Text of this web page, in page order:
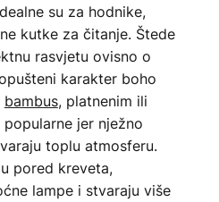
su za hodnike,
kutke za čitanje. Štede
rasvjetu ovisno o
karakter boho
bambus, platnenim ili
jer nježno
toplu atmosferu.
pored kreveta,
lampe i stvaraju više